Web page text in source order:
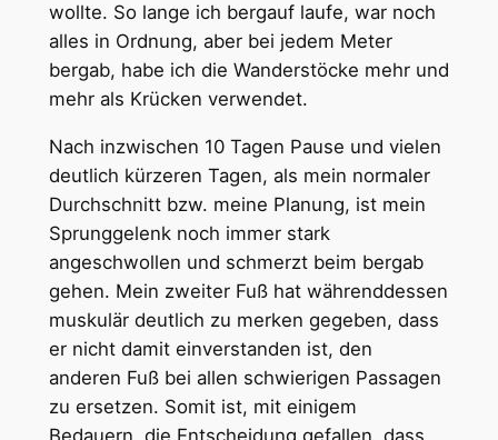
wollte. So lange ich bergauf laufe, war noch
alles in Ordnung, aber bei jedem Meter
bergab, habe ich die Wanderstöcke mehr und
mehr als Krücken verwendet.
Nach inzwischen 10 Tagen Pause und vielen
deutlich kürzeren Tagen, als mein normaler
Durchschnitt bzw. meine Planung, ist mein
Sprunggelenk noch immer stark
angeschwollen und schmerzt beim bergab
gehen. Mein zweiter Fuß hat währenddessen
muskulär deutlich zu merken gegeben, dass
er nicht damit einverstanden ist, den
anderen Fuß bei allen schwierigen Passagen
zu ersetzen. Somit ist, mit einigem